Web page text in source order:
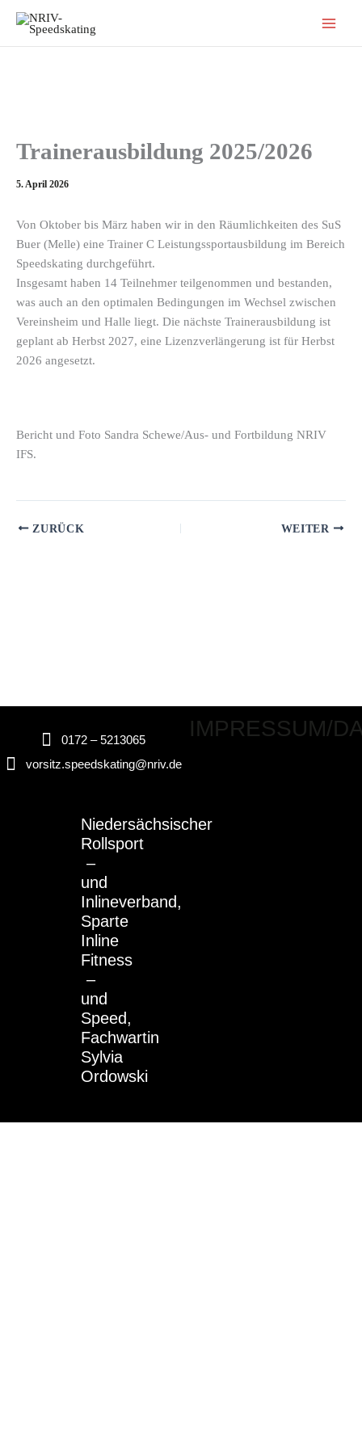
Inhalt
springen
Trainerausbildung 2025/2026
5. April 2026
Von Oktober bis März haben wir in den Räumlichkeiten des SuS
Buer (Melle) eine Trainer C Leistungssportausbildung im Bereich
Speedskating durchgeführt.
Insgesamt haben 14 Teilnehmer teilgenommen und bestanden,
was auch an den optimalen Bedingungen im Wechsel zwischen
Vereinsheim und Halle liegt. Die nächste Trainerausbildung ist
geplant ab Herbst 2027, eine Lizenzverlängerung ist für Herbst
2026 angesetzt.
Bericht und Foto Sandra Schewe/Aus- und Fortbildung NRIV
IFS.
ZURÜCK WEITER
0172 – 5213065
vorsitz.speedskating@nriv.de
Niedersächsischer
Rollsport
–
und
Inlineverband,
Sparte
Inline
Fitness
–
und
Speed,
Fachwartin
Sylvia
Ordowski
IMPRESSUM/